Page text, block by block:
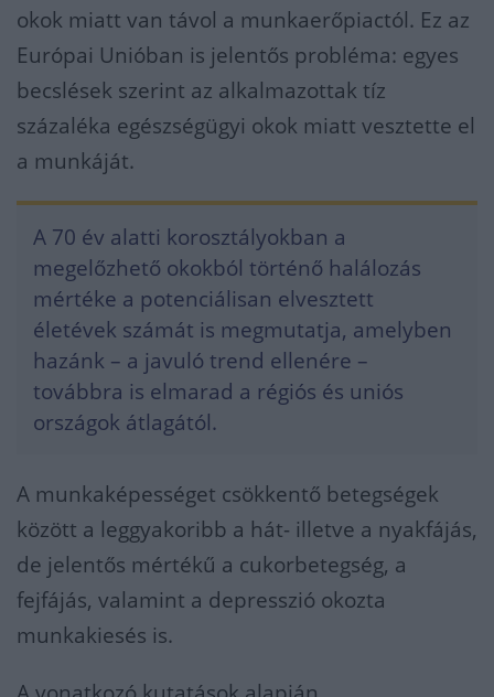
okok miatt van távol a munkaerőpiactól. Ez az
Európai Unióban is jelentős probléma: egyes
becslések szerint az alkalmazottak tíz
százaléka egészségügyi okok miatt vesztette el
a munkáját.
A 70 év alatti korosztályokban a
megelőzhető okokból történő halálozás
mértéke a potenciálisan elvesztett
életévek számát is megmutatja, amelyben
hazánk – a javuló trend ellenére –
továbbra is elmarad a régiós és uniós
országok átlagától.
A munkaképességet csökkentő betegségek
között a leggyakoribb a hát- illetve a nyakfájás,
de jelentős mértékű a cukorbetegség, a
fejfájás, valamint a depresszió okozta
munkakiesés is.